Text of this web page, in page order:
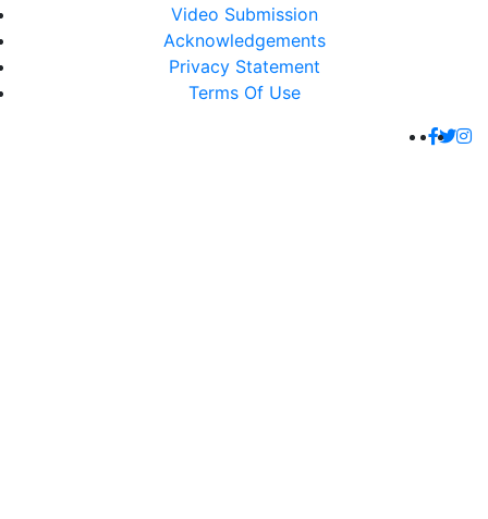
Video Submission
Acknowledgements
Privacy Statement
Terms Of Use